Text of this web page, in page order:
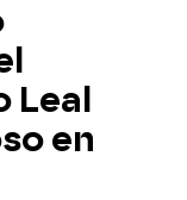
en